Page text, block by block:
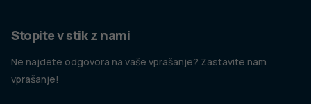
Stopite v stik z nami
Ne najdete odgovora na vaše vprašanje? Zastavite nam
vprašanje!